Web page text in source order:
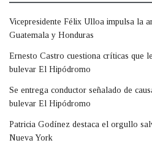
Vicepresidente Félix Ulloa impulsa la
Guatemala y Honduras
Ernesto Castro cuestiona críticas que
bulevar El Hipódromo
Se entrega conductor señalado de
bulevar El Hipódromo
Patricia Godínez destaca el orgullo
Nueva York